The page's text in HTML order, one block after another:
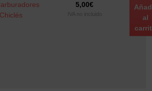
Chiclés
5,00€
IVA no incluido
al